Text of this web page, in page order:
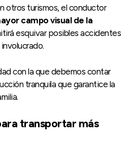
otros turismos, el conductor
campo visual de la
esquivar posibles accidentes
con la que debemos contar
tranquila que garantice la
transportar más